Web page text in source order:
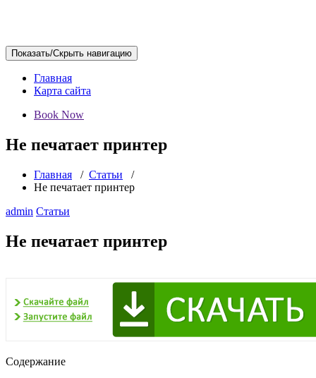
Показать/Скрыть навигацию
Главная
Карта сайта
Book Now
Не печатает принтер
Главная / Статьи /
Не печатает принтер
admin Статьи
Не печатает принтер
Содержание